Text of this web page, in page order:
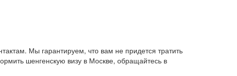
Мы гарантируем, что вам не придется тратить
шенгенскую визу в Москве, обращайтесь в